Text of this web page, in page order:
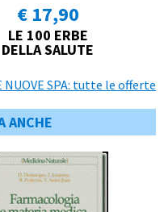
€ 17,90
LE 100 ERBE
DELLA SALUTE
NUOVE SPA: tutte le offerte
ANCHE